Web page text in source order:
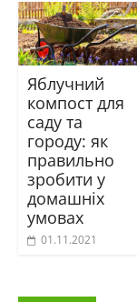
Яблучний
компост для
саду та
городу: як
правильно
зробити у
домашніх
умовах
01.11.2021